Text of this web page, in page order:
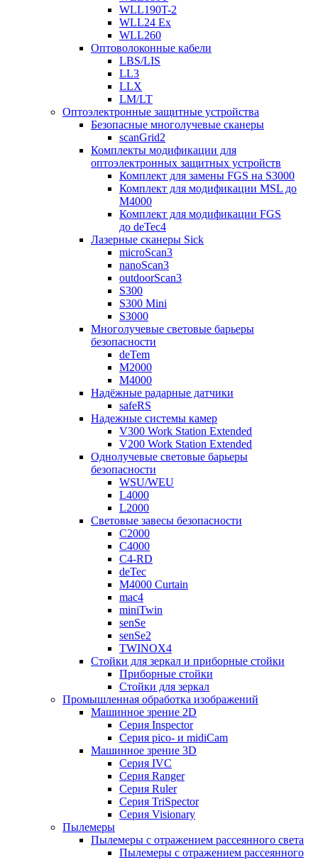
WLL190T-2
WLL24 Ex
WLL260
Оптоволоконные кабели
LBS/LIS
LL3
LLX
LM/LT
Оптоэлектронные защитные устройства
Безопасные многолучевые сканеры
scanGrid2
Комплекты модификации для
оптоэлектронных защитных устройств
Комплект для замены FGS на S3000
Комплект для модификации MSL до
M4000
Комплект для модификации FGS
до deTec4
Лазерные сканеры Sick
microScan3
nanoScan3
outdoorScan3
S300
S300 Mini
S3000
Многолучевые световые барьеры
безопасности
deTem
M2000
M4000
Надёжные радарные датчики
safeRS
Надежные системы камер
V300 Work Station Extended
V200 Work Station Extended
Однолучевые световые барьеры
безопасности
WSU/WEU
L4000
L2000
Световые завесы безопасности
C2000
C4000
C4-RD
deTec
M4000 Curtain
mac4
miniTwin
senSe
senSe2
TWINOX4
Стойки для зеркал и приборные стойки
Приборные стойки
Стойки для зеркал
Промышленная обработка изображений
Машинное зрение 2D
Серия Inspector
Серия pico- и midiCam
Машинное зрение 3D
Серия IVC
Серия Ranger
Серия Ruler
Серия TriSpector
Серия Visionary
Пылемеры
Пылемеры с отражением рассеянного света
Пылемеры с отражением рассеянного